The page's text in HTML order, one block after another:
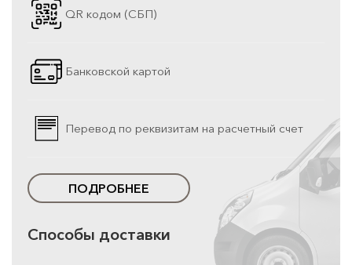
QR кодом (СБП)
Банковской картой
Перевод по реквизитам на расчетный счет
ПОДРОБНЕЕ
Способы доставки